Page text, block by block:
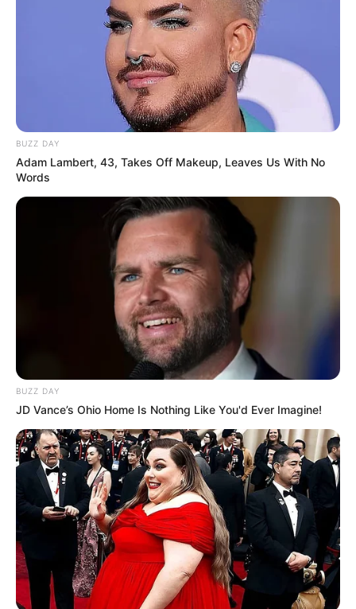
BUZZ DAY
Adam Lambert, 43, Takes Off Makeup, Leaves Us With No
Words
BUZZ DAY
JD Vance’s Ohio Home Is Nothing Like You'd Ever Imagine!